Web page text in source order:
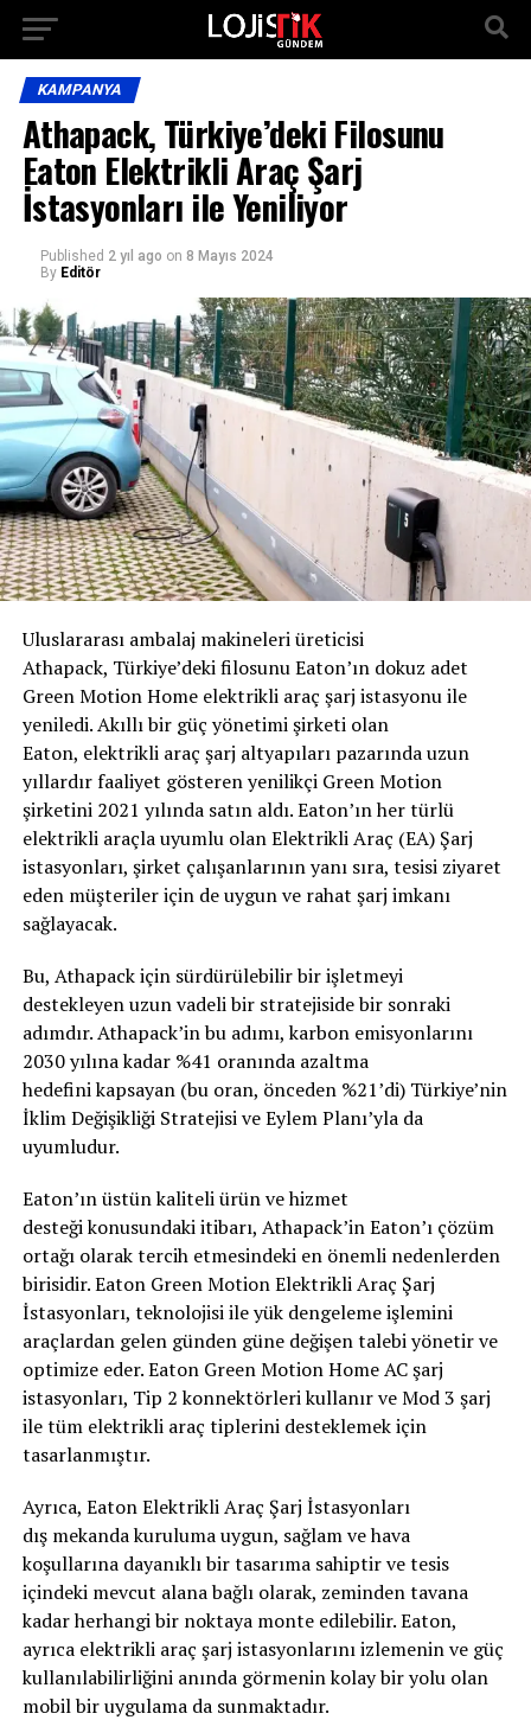
KAMPANYA
Athapack, Türkiye’deki Filosunu
Eaton Elektrikli Araç Şarj
İstasyonları ile Yeniliyor
Published 2 yıl ago on 8 Mayıs 2024
By Editör
Uluslararası ambalaj makineleri üreticisi
Athapack, Türkiye’deki filosunu Eaton’ın dokuz adet
Green Motion Home elektrikli araç şarj istasyonu ile
yeniledi. Akıllı bir güç yönetimi şirketi olan
Eaton, elektrikli araç şarj altyapıları pazarında uzun
yıllardır faaliyet gösteren yenilikçi Green Motion
şirketini 2021 yılında satın aldı. Eaton’ın her türlü
elektrikli araçla uyumlu olan Elektrikli Araç (EA) Şarj
istasyonları, şirket çalışanlarının yanı sıra, tesisi ziyaret
eden müşteriler için de uygun ve rahat şarj imkanı
sağlayacak.
Bu, Athapack için sürdürülebilir bir işletmeyi
destekleyen uzun vadeli bir stratejiside bir sonraki
adımdır. Athapack’in bu adımı, karbon emisyonlarını
2030 yılına kadar %41 oranında azaltma
hedefini kapsayan (bu oran, önceden %21’di) Türkiye’nin
İklim Değişikliği Stratejisi ve Eylem Planı’yla da
uyumludur.
Eaton’ın üstün kaliteli ürün ve hizmet
desteği konusundaki itibarı, Athapack’in Eaton’ı çözüm
ortağı olarak tercih etmesindeki en önemli nedenlerden
birisidir. Eaton Green Motion Elektrikli Araç Şarj
İstasyonları, teknolojisi ile yük dengeleme işlemini
araçlardan gelen günden güne değişen talebi yönetir ve
optimize eder. Eaton Green Motion Home AC şarj
istasyonları, Tip 2 konnektörleri kullanır ve Mod 3 şarj
ile tüm elektrikli araç tiplerini desteklemek için
tasarlanmıştır.
Ayrıca, Eaton Elektrikli Araç Şarj İstasyonları
dış mekanda kuruluma uygun, sağlam ve hava
koşullarına dayanıklı bir tasarıma sahiptir ve tesis
içindeki mevcut alana bağlı olarak, zeminden tavana
kadar herhangi bir noktaya monte edilebilir. Eaton,
ayrıca elektrikli araç şarj istasyonlarını izlemenin ve güç
kullanılabilirliğini anında görmenin kolay bir yolu olan
mobil bir uygulama da sunmaktadır.